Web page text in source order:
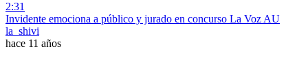
2:31
Invidente emociona a público y jurado en concurso La Voz AU
la_shivi
hace 11 años